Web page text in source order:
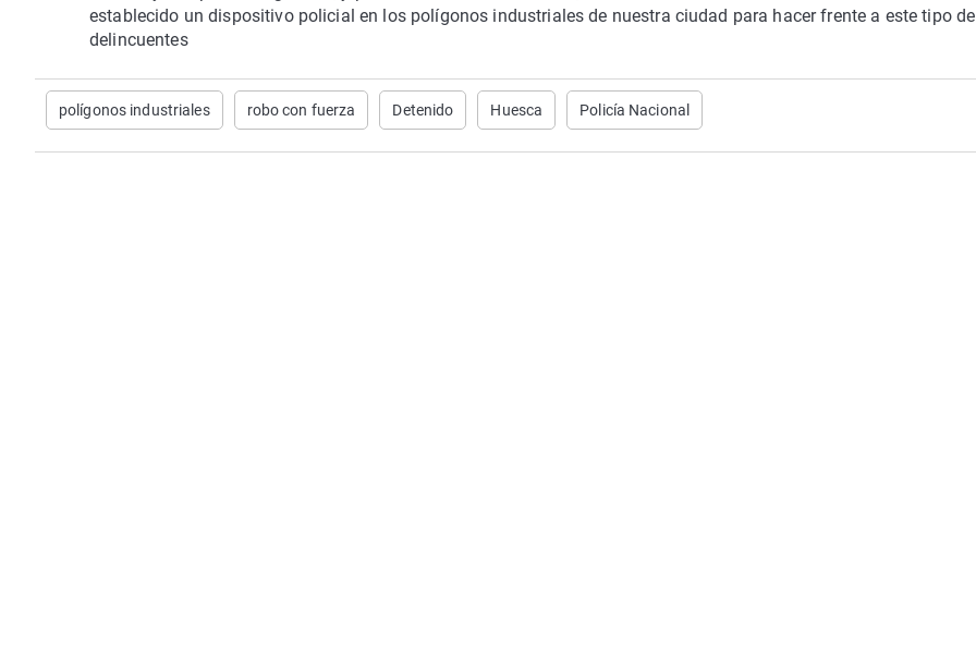
establecido un dispositivo policial en los polígonos industriales de nuestra ciudad para hacer frente a este tipo de
delincuentes
polígonos industriales robo con fuerza Detenido Huesca Policía Nacional